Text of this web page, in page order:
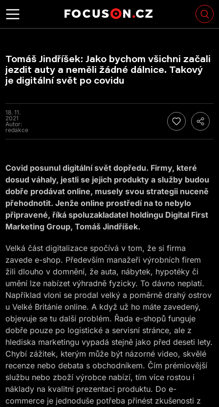
Tomáš Jindříšek: Jako bychom všichni začali
jezdit auty a neměli žádné dálnice. Takový
je digitální svět po covidu
18. 11.
2021
Autor:
redakce
Covid posunul digitální svět dopředu. Firmy, které
dosud váhaly, jestli se jejich produkty a služby budou
dobře prodávat online, musely svou strategii nuceně
přehodnotit. Jenže online prostředí na to nebylo
připravené, říká spoluzakladatel holdingu Digital First
Marketing Group, Tomáš Jindříšek.
Velká část digitalizace spočívá v tom, že si firma
zavede e-shop. Především manažeři výrobních firem
žili dlouho v domnění, že auta, nábytek, hypotéky či
umění lze nabízet výhradně fyzicky. To dávno neplatí.
Například vloni se prodal velký a poměrně drahý ostrov
u Velké Británie online. A když už ho máte zavedený,
objevuje se tu další problém. Řada e-shopů funguje
dobře pouze po logistické a servisní stránce, ale z
hlediska marketingu vypadá stejně jako před deseti lety.
Chybí zážitek, kterým může být názorné video, skvělé
recenze nebo debata s obchodníkem. Čím prémiovější
službu nebo zboží výrobce nabízí, tím více rostou i
náklady na kvalitní prezentaci produktu. Do e-
commerce je jednoduše potřeba přinést zkušenosti z